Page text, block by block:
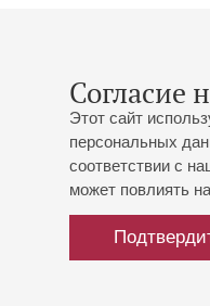
Согласие
Этот сайт
персональных
соответствии с
может повлиять